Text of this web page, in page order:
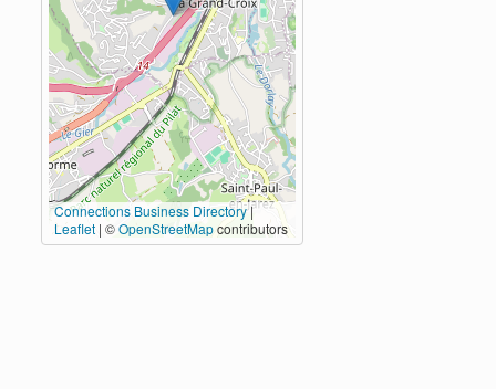
Connections Business Directory|
Leaflet| ©OpenStreetMapcontributors